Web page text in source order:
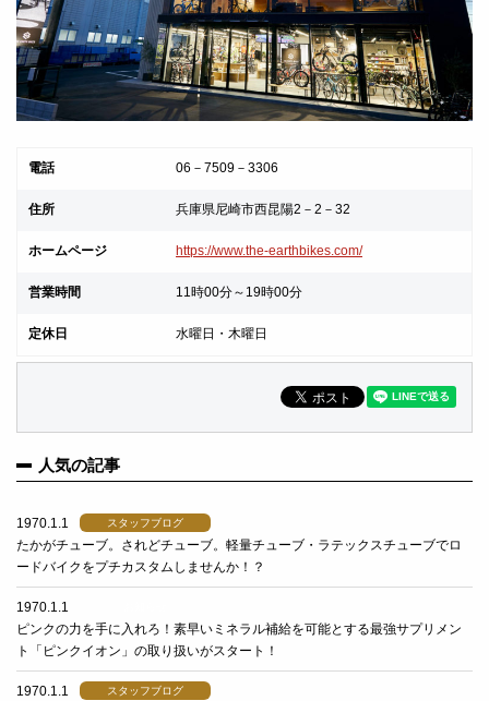
電話 06－7509－3306
住所 兵庫県尼崎市西昆陽2－2－32
ホームページ https://www.the-earthbikes.com/
営業時間 11時00分～19時00分
定休日 水曜日・木曜日
人気の記事
1970.1.1 スタッフブログ
たかがチューブ。されどチューブ。軽量チューブ・ラテックスチューブでロ
ードバイクをプチカスタムしませんか！？
1970.1.1
ピンクの力を手に入れろ！素早いミネラル補給を可能とする最強サプリメン
ト「ピンクイオン」の取り扱いがスタート！
1970.1.1 スタッフブログ